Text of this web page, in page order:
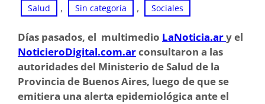
Salud , Sin categoría , Sociales
Días pasados, el multimedio LaNoticia.ary el
NoticieroDigital.com.arconsultaron a las
autoridades del Ministerio de Salud de la
Provincia de Buenos Aires, luego de que se
emitiera una alerta epidemiológica ante el